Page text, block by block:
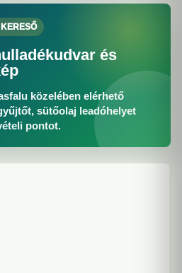
és
közelében elérhető
sütőolaj leadóhelyet
pontot.